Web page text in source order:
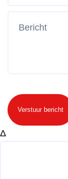
Verstuur bericht
Δ